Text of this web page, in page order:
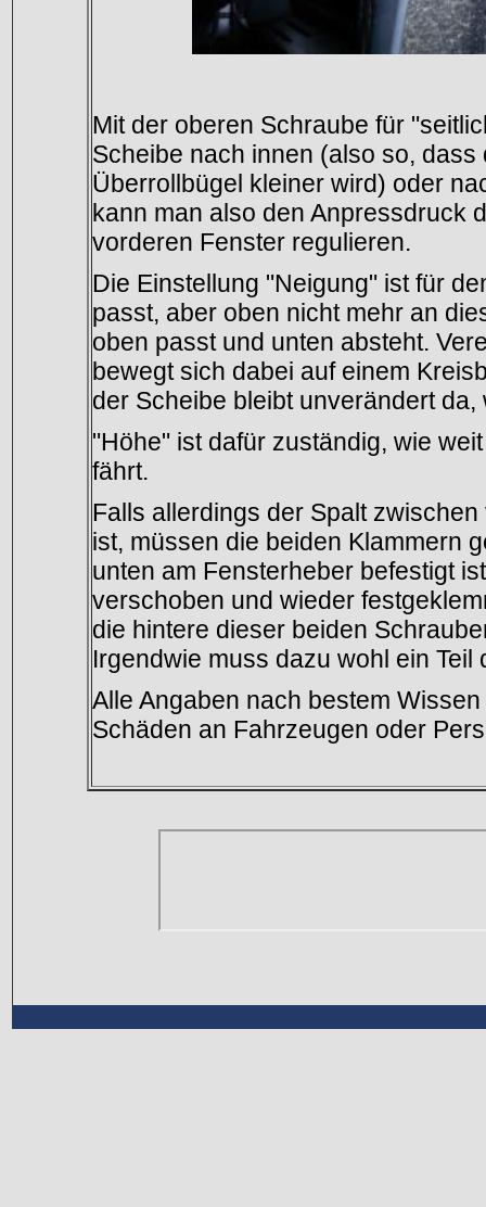
Mit der oberen Schraube für
Scheibe nach innen (also so,
Überrollbügel kleiner wird) oder
kann man also den Anpressdruck
vorderen Fenster regulieren.
Die Einstellung "Neigung" ist für
passt, aber oben nicht mehr an
oben passt und unten absteht.
bewegt sich dabei auf einem
der Scheibe bleibt unverändert da,
"Höhe" ist dafür zuständig, wie
fährt.
Falls allerdings der Spalt
ist, müssen die beiden Klammern
unten am Fensterheber befestigt
verschoben und wieder
die hintere dieser beiden
Irgendwie muss dazu wohl ein
Alle Angaben nach bestem
Schäden an Fahrzeugen oder